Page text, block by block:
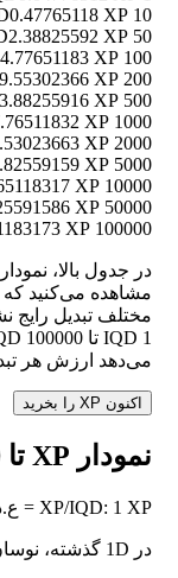
10 IQD
0.47765118 XP
50 IQD
2.38825592 XP
100 IQD
4.77651183 XP
200 IQD
9.55302366 XP
500 IQD
XP
1000 IQD
XP
2000 IQD
XP
5000 IQD
XP
10000 IQD
XP
50000 IQD
XP
100000 IQD
XP
مختلف تبدیل رایج
می‌دهد ارزش هر
اکنون XP را بخرید
نمودار XP تا IQD
XP/IQD: 1 XP = ع.د20.94 IQD
در 1D گذشته، نوسان XP تا IQD